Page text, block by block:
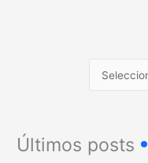
Últimos posts